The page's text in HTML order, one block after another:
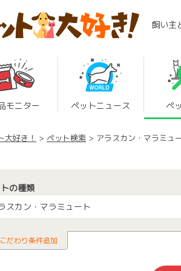
飼い主
モニター ペットニュース ペ
大好き！ ペット検索 アラスカン・マラミュ
の種類
スカン・マラミュート
こだわり条件追加